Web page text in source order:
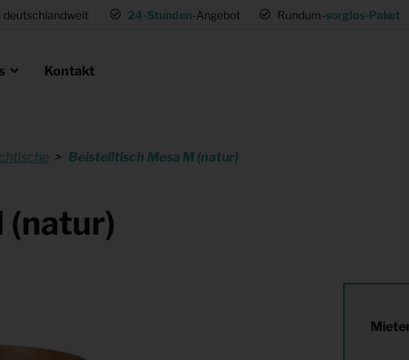
deutschlandweit 24-Stunden-Angebot Rundum-sorglos-Paket
Kontakt
als Profi
Einrichtung für (Fernseh) Produktion
Beistelltisch Mesa M (natur)
(natur)